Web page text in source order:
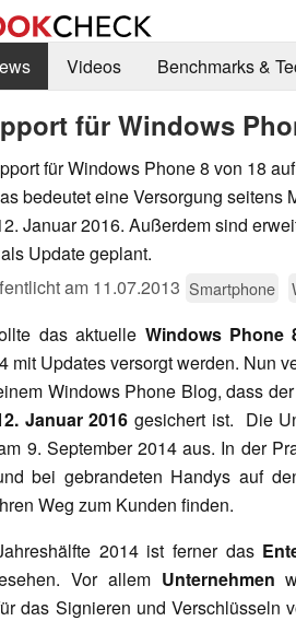
Videos Benchmarks &
für Windows
für Windows Phone 8 von 18
bedeutet eine Versorgung seitens
Januar 2016. Außerdem sind
Update geplant.
am 11.07.2013 Smartphone
das aktuelle Windows Phone
mit Updates versorgt werden. Nun
Windows Phone Blog, dass der
Januar 2016 gesichert ist. Die
9. September 2014 aus. In der
bei gebrandeten Handys auf
Weg zum Kunden finden.
2014 ist ferner das
Vor allem Unternehmen
das Signieren und Verschlüsseln